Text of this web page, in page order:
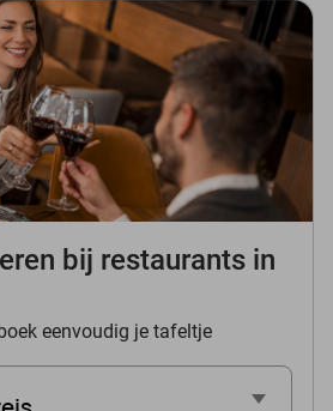
bij restaurants in
eenvoudig je tafeltje